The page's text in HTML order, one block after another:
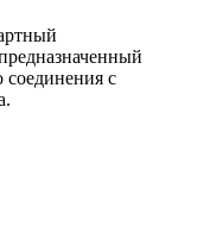
соединения с